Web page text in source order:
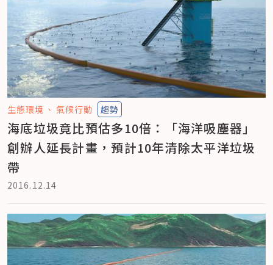
生態環境 氣候行動 趨勢
海底垃圾竟比預估多10倍：「海洋吸塵器」
創辦人延長計畫，預計10年清除太平洋垃圾
帶
2016.12.14